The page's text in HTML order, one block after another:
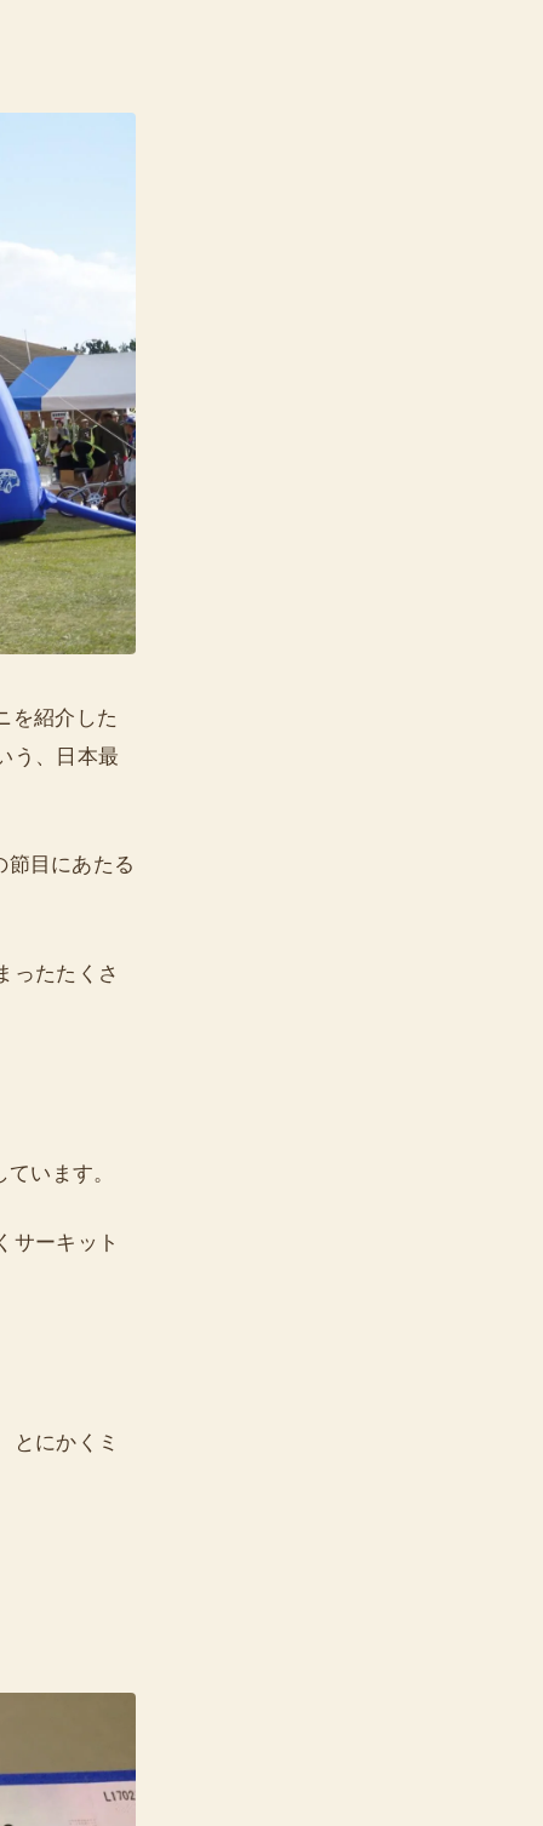
を紹介した
う、日本最
節目にあたる
ったたくさ
います。
サーキット
とにかくミ